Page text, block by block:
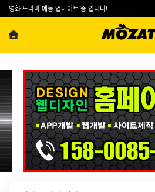
영화 드라마 예능 업데이트 중 입니다!